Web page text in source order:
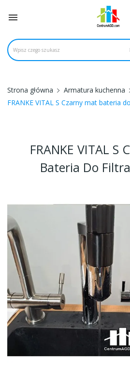

Strona główna Armatura kuchenna
FRANKE VITAL S Czarny mat bateria
FRANKE VITAL S
Bateria Do